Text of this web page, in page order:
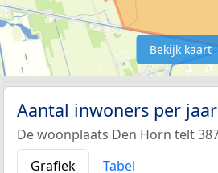
Bekijk kaart
Aantal inwoners per jaar
De woonplaats Den Horn telt
Grafiek
Tabel